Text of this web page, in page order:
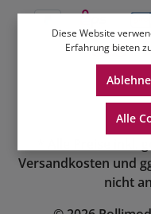
Versandkosten und
nicht
Diese Website
Erfahrung bieten
Alle